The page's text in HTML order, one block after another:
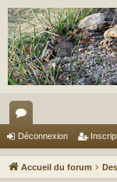
or
u
Déconnexion
Accueil du forum